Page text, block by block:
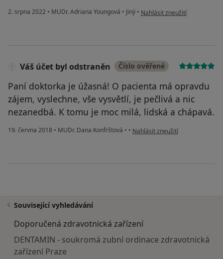
2. srpna 2022 • MUDr. Adriana Youngová • Jiný • podle názoru uživatele T.S.
Nahlásit zneužití
Váš účet byl odstraněn Číslo ověřené
Paní doktorka je úžasná! O pacienta má opravdu
zájem, vyslechne, vše vysvětlí, je pečlivá a nic
nezanedbá. K tomu je moc milá, lidská a chápavá.
19. června 2018 • MUDr. Dana Konfrštová • • podle názoru uživatele Váš účet
Nahlásit zneužití
Související vyhledávání
Doporučená zdravotnická zařízení
DENTAMIN - soukromá zubní ordinace zdravotnická
zařízení Praze